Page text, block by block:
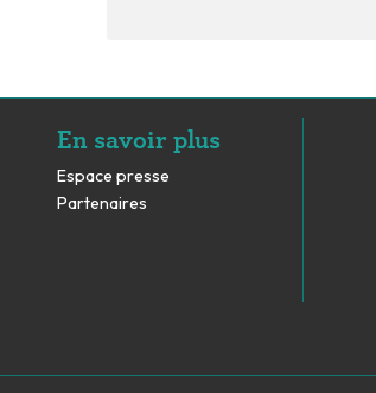
En savoir plus
Espace presse
Partenaires